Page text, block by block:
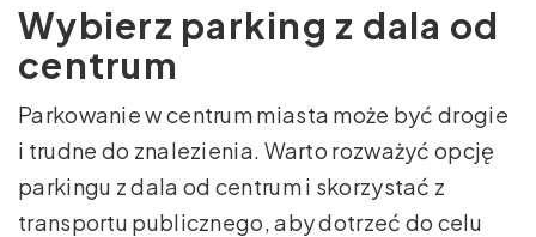
Wybierz parking z dala od
centrum
Parkowanie w centrum miasta może być drogie
i trudne do znalezienia. Warto rozważyć opcję
parkingu z dala od centrum i skorzystać z
transportu publicznego, aby dotrzeć do celu